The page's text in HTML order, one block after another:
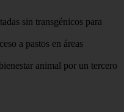
sin transgénicos para
a pastos en áreas
animal por un tercero